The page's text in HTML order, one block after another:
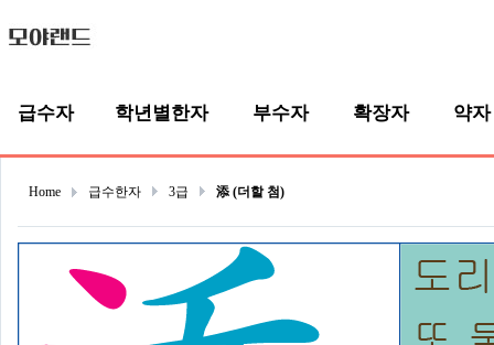
급수자 학년별한자 부수자 확장자 약자
Home 급수한자 3급 添 (더할 첨)